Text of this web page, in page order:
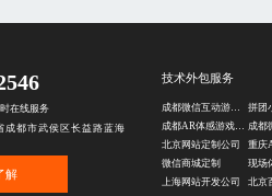
在线服务
成都市武侯区长益路蓝海
解
技术外包服务
成都微信互动游戏定制
成都AR体感游戏开发
成都
北京网站定制公司
微信商城定制
现场
上海网站开发公司